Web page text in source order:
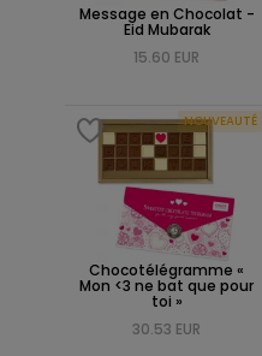
Message en Chocolat -
Eid Mubarak
15.60 EUR
NOUVEAUTÉ
Chocotélégramme «
Mon <3 ne bat que pour
toi »
30.53 EUR